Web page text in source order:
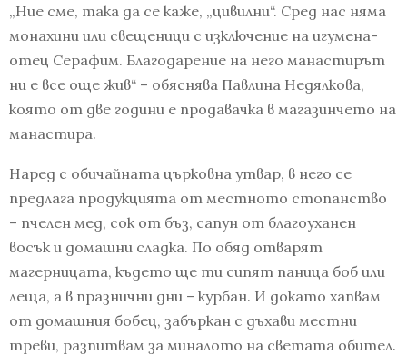
„Ние сме, така да се каже, „цивилни“. Сред нас няма
монахини или свещеници с изключение на игумена-
отец Серафим. Благодарение на него манастирът
ни е все още жив“ – обяснява Павлина Недялкова,
която от две години е продавачка в магазинчето на
манастира.
Наред с обичайната църковна утвар, в него се
предлага продукцията от местното стопанство
– пчелен мед, сок от бъз, сапун от благоуханен
восък и домашни сладка. По обяд отварят
магерницата, където ще ти сипят паница боб или
леща, а в празнични дни – курбан. И докато хапвам
от домашния бобец, забъркан с дъхави местни
треви, разпитвам за миналото на светата обител.